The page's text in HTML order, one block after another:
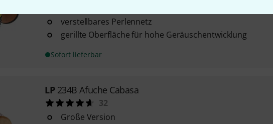
verstellbares Perlennetz
gerillte Oberfläche für hohe Geräuschentwicklung
Sofort lieferbar
LP 234B Afuche Cabasa
32
Große Version